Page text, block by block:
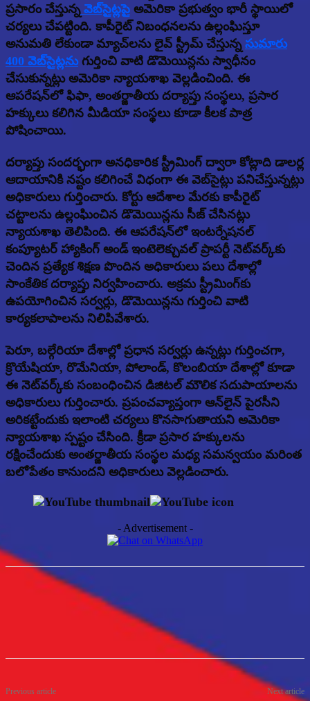
ప్రసారం చేస్తున్నవెబ్‌సైట్లపై అమెరికా ప్రభుత్వం భారీ స్థాయిలో
చర్యలు చేపట్టింది. కాపీరైట్ నిబంధనలను ఉల్లంఘిస్తూ
అనుమతి లేకుండా మ్యాచ్‌లను లైవ్ స్ట్రీమ్ చేస్తున్న సుమారు
400 వెబ్‌సైట్లనుగుర్తించి వాటి డొమెయిన్లను స్వాధీనం
చేసుకున్నట్లు అమెరికా న్యాయశాఖ వెల్లడించింది. ఈ
ఆపరేషన్‌లో ఫిఫా, అంతర్జాతీయ దర్యాప్తు సంస్థలు, ప్రసార
హక్కులు కలిగిన మీడియా సంస్థలు కూడా కీలక పాత్ర
పోషించాయి.
దర్యాప్తు సందర్భంగా అనధికారిక స్ట్రీమింగ్ ద్వారా కోట్లాది డాలర్ల
ఆదాయానికి నష్టం కలిగించే విధంగా ఈ వెబ్‌సైట్లు పనిచేస్తున్నట్లు
అధికారులు గుర్తించారు. కోర్టు ఆదేశాల మేరకు కాపీరైట్
చట్టాలను ఉల్లంఘించిన డొమెయిన్లను సీజ్ చేసినట్లు
న్యాయశాఖ తెలిపింది. ఈ ఆపరేషన్‌లో ఇంటర్నేషనల్
కంప్యూటర్ హ్యాకింగ్ అండ్ ఇంటెలెక్చువల్ ప్రాపర్టీ నెట్‌వర్క్‌కు
చెందిన ప్రత్యేక శిక్షణ పొందిన అధికారులు పలు దేశాల్లో
సాంకేతిక దర్యాప్తు నిర్వహించారు. అక్రమ స్ట్రీమింగ్‌కు
ఉపయోగించిన సర్వర్లు, డొమెయిన్లను గుర్తించి వాటి
కార్యకలాపాలను నిలిపివేశారు.
పెరూ, బల్గేరియా దేశాల్లో ప్రధాన సర్వర్లు ఉన్నట్లు గుర్తించగా,
క్రొయేషియా, రొమేనియా, పోలాండ్, కొలంబియా దేశాల్లో కూడా
ఈ నెట్‌వర్క్‌కు సంబంధించిన డిజిటల్ మౌలిక సదుపాయాలను
అధికారులు గుర్తించారు. ప్రపంచవ్యాప్తంగా ఆన్‌లైన్ పైరసీని
అరికట్టేందుకు ఇలాంటి చర్యలు కొనసాగుతాయని అమెరికా
న్యాయశాఖ స్పష్టం చేసింది. క్రీడా ప్రసార హక్కులను
రక్షించేందుకు అంతర్జాతీయ సంస్థల మధ్య సమన్వయం మరింత
బలోపేతం కానుందని అధికారులు వెల్లడించారు.
- Advertisement -
Previous article Next article